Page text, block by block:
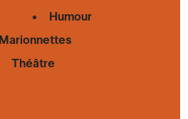
Humour
Marionnettes
Théâtre